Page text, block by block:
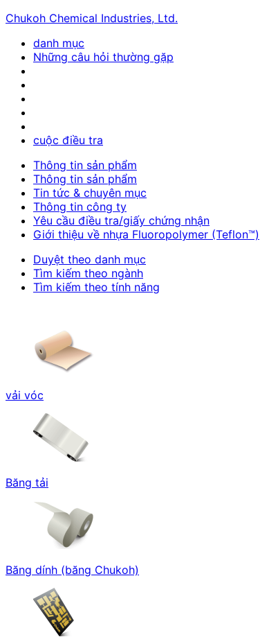
Chukoh Chemical Industries, Ltd.
danh mục
Những câu hỏi thường gặp
cuộc điều tra
Thông tin sản phẩm
Thông tin sản phẩm
Tin tức & chuyên mục
Thông tin công ty
Yêu cầu điều tra/giấy chứng nhận
Giới thiệu về nhựa Fluoropolymer (Teflon™)
Duyệt theo danh mục
Tìm kiếm theo ngành
Tìm kiếm theo tính năng
vải vóc
Băng tải
Băng dính (băng Chukoh)